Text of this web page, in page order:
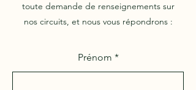
toute demande de renseignements sur
nos circuits, et nous vous répondrons :
Prénom